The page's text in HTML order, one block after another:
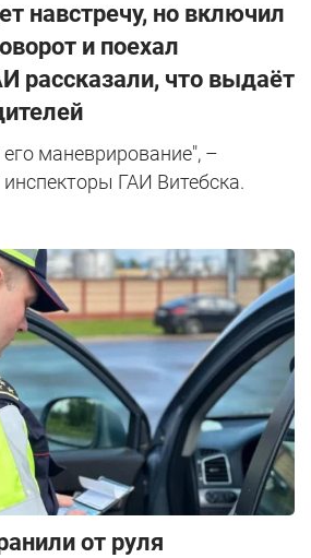
навстречу, но включил
и поехал
рассказали, что выдаёт
маневрирование", –
ГАИ Витебска.
от руля